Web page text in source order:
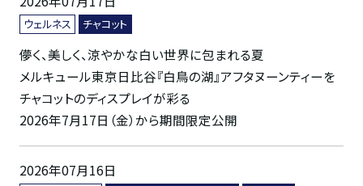
ウェルネス チャコット
儚く、美しく、涼やかな白い世界に包まれる夏
メルキュール東京日比谷『白鳥の湖』アフタヌーンティーを
チャコットのディスプレイが彩る
2026年7月17日（金）から期間限定公開
2026年07月16日